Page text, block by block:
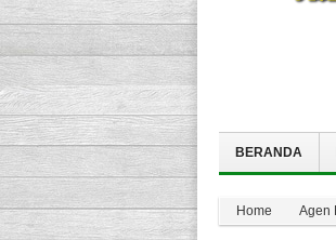
BERANDA
Home Agen